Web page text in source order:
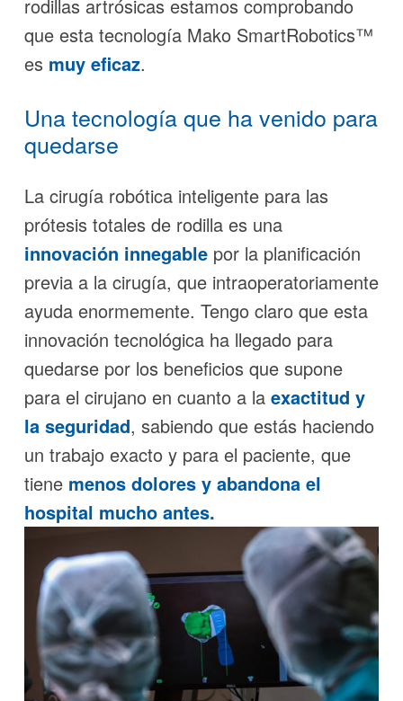
rodillas artrósicas estamos comprobando
que esta tecnología Mako SmartRobotics™
es muy eficaz.
Una tecnología que ha venido para
quedarse
La cirugía robótica inteligente para las
prótesis totales de rodilla es una
innovación innegable por la planificación
previa a la cirugía, que intraoperatoriamente
ayuda enormemente. Tengo claro que esta
innovación tecnológica ha llegado para
quedarse por los beneficios que supone
para el cirujano en cuanto a la exactitud y
la seguridad, sabiendo que estás haciendo
un trabajo exacto y para el paciente, que
tiene menos dolores y abandona el
hospital mucho antes.